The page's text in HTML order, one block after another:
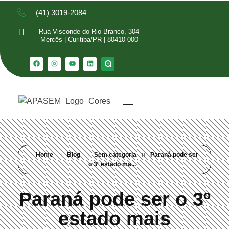
(41) 3019-2084
Rua Visconde do Rio Branco, 304
Mercês | Curitiba/PR | 80410-000
Home Blog Sem categoria
Paraná pode ser
o 3º estado ma...
Paraná pode ser o 3º
estado mais